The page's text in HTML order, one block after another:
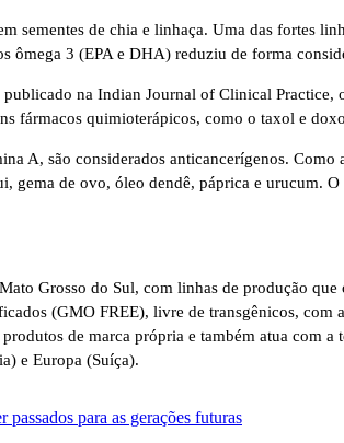
sementes de chia e linhaça. Uma das fortes
ômega 3 (EPA e DHA) reduziu de forma
na Indian Journal of Clinical
fármacos quimioterápicos, como o taxol e
A, são considerados anticancerígenos.
de ovo, óleo dendê, páprica e urucum.
Grosso do Sul, com linhas de produção
(GMO FREE), livre de transgênicos, com
de marca própria e também atua com a
e Europa (Suíça).
para as gerações futuras